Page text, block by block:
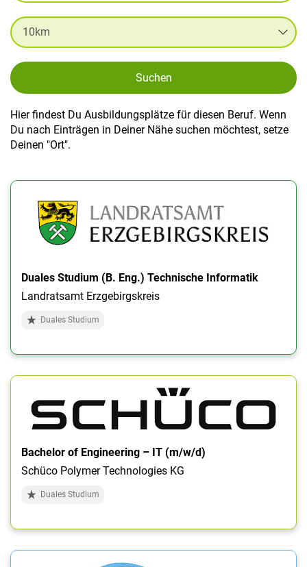
Suchen
Hier findest Du Ausbildungsplätze für diesen Beruf. Wenn
Du nach Einträgen in Deiner Nähe suchen möchtest, setze
Deinen "Ort".
Duales Studium (B. Eng.) Technische Informatik
Landratsamt Erzgebirgskreis
Duales Studium
Bachelor of Engineering – IT (m/w/d)
Schüco Polymer Technologies KG
Duales Studium